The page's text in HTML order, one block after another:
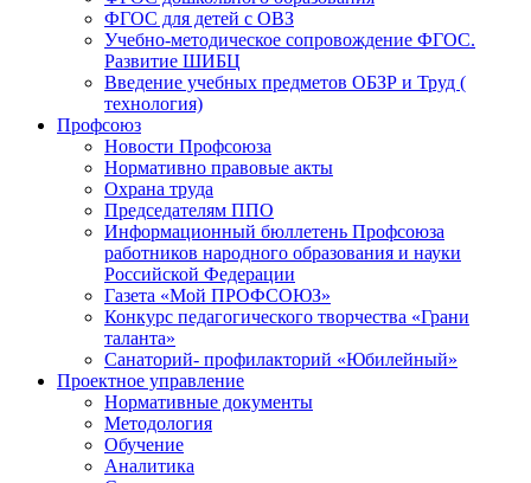
ФГОС для детей с ОВЗ
Учебно-методическое сопровождение ФГОС.
Развитие ШИБЦ
Введение учебных предметов ОБЗР и Труд (
технология)
Профсоюз
Новости Профсоюза
Нормативно правовые акты
Охрана труда
Председателям ППО
Информационный бюллетень Профсоюза
работников народного образования и науки
Российской Федерации
Газета «Мой ПРОФСОЮЗ»
Конкурс педагогического творчества «Грани
таланта»
Санаторий- профилакторий «Юбилейный»
Проектное управление
Нормативные документы
Методология
Обучение
Аналитика